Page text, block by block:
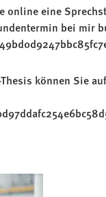
online eine
bei mir
können Sie